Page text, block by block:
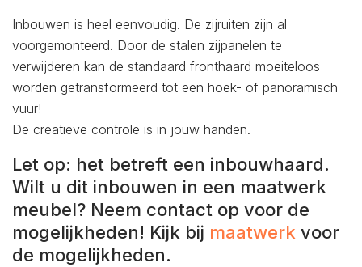
Inbouwen is heel eenvoudig. De zijruiten zijn al
voorgemonteerd. Door de stalen zijpanelen te
verwijderen kan de standaard fronthaard moeiteloos
worden getransformeerd tot een hoek- of panoramisch
vuur!
De creatieve controle is in jouw handen.
Let op: het betreft een inbouwhaard.
Wilt u dit inbouwen in een maatwerk
meubel? Neem contact op voor de
mogelijkheden! Kijk bij maatwerk voor
de mogelijkheden.